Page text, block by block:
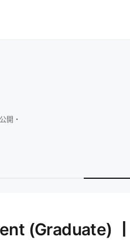
開 ・
(Graduate)